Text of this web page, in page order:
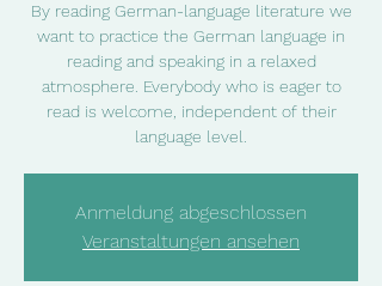
By reading German-language literature we
want to practice the German language in
reading and speaking in a relaxed
atmosphere. Everybody who is eager to
read is welcome, independent of their
language level.
Anmeldung abgeschlossen
Veranstaltungen ansehen